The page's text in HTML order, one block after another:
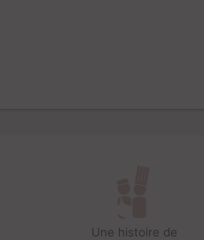
Une histoire de